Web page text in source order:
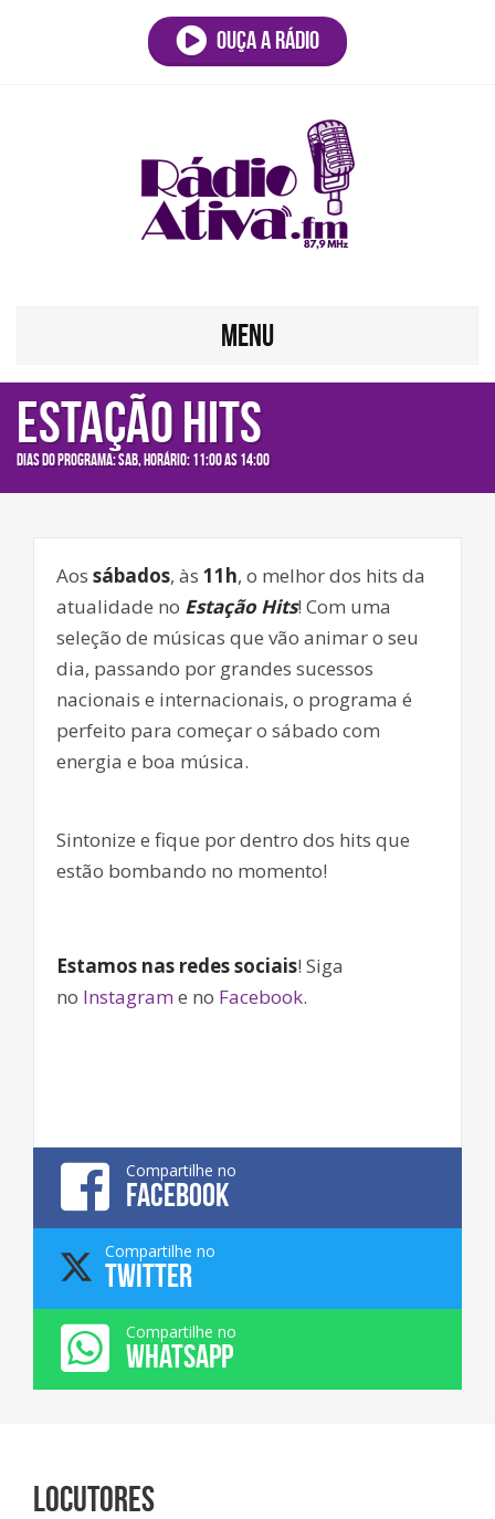
Ouça a rádio
MENU
Estação Hits
Dias do programa: sab, Horário: 11:00 as 14:00
Aos sábados, às 11h, o melhor dos hits da
atualidade no Estação Hits! Com uma
seleção de músicas que vão animar o seu
dia, passando por grandes sucessos
nacionais e internacionais, o programa é
perfeito para começar o sábado com
energia e boa música.
Sintonize e fique por dentro dos hits que
estão bombando no momento!
Estamos nas redes sociais! Siga
no Instagrame no Facebook.
Compartilhe no
FACEBOOK
Compartilhe no
TWITTER
Compartilhe no
WHATSAPP
Locutores